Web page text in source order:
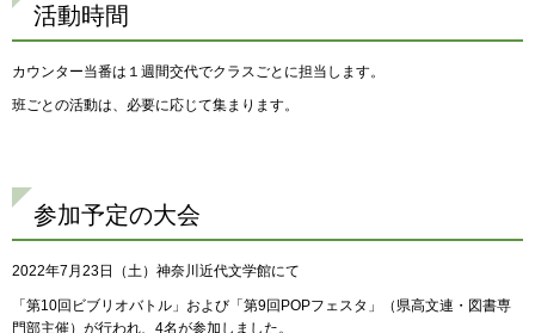
活動時間
カウンター当番は１週間交代でクラスごとに担当します。
班ごとの活動は、必要に応じて集まります。
参加予定の大会
2022年7月23日（土）神奈川近代文学館にて
「第10回ビブリオバトル」および「第9回POPフェスタ」（県高文連・図書専
門部主催）が行われ、4名が参加しました。